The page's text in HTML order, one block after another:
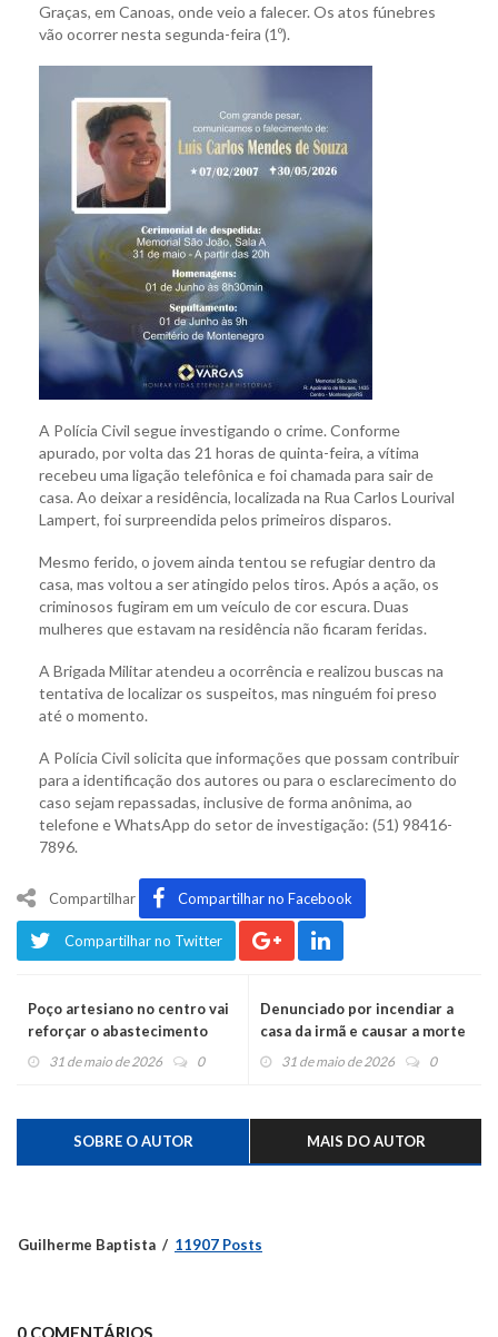
Graças, em Canoas, onde veio a falecer. Os atos fúnebres
vão ocorrer nesta segunda-feira (1º).
A Polícia Civil segue investigando o crime. Conforme
apurado, por volta das 21 horas de quinta-feira, a vítima
recebeu uma ligação telefônica e foi chamada para sair de
casa. Ao deixar a residência, localizada na Rua Carlos Lourival
Lampert, foi surpreendida pelos primeiros disparos.
Mesmo ferido, o jovem ainda tentou se refugiar dentro da
casa, mas voltou a ser atingido pelos tiros. Após a ação, os
criminosos fugiram em um veículo de cor escura. Duas
mulheres que estavam na residência não ficaram feridas.
A Brigada Militar atendeu a ocorrência e realizou buscas na
tentativa de localizar os suspeitos, mas ninguém foi preso
até o momento.
A Polícia Civil solicita que informações que possam contribuir
para a identificação dos autores ou para o esclarecimento do
caso sejam repassadas, inclusive de forma anônima, ao
telefone e WhatsApp do setor de investigação: (51) 98416-
7896.
Compartilhar Compartilhar no Facebook
Compartilhar no Twitter
Poço artesiano no centro vai
reforçar o abastecimento
31 de maio de 2026 0
Denunciado por incendiar a
casa da irmã e causar a morte
de três animais de estimação
31 de maio de 2026 0
SOBRE O AUTOR MAIS DO AUTOR
Guilherme Baptista 11907 Posts
0 COMENTÁRIOS